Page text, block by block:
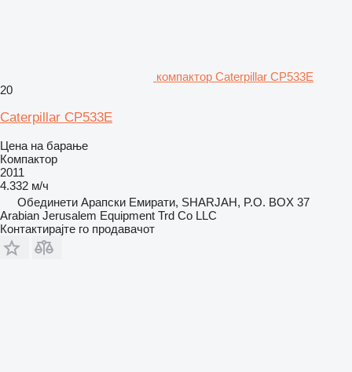
компактор Caterpillar CP533E
20
Caterpillar CP533E
Цена на барање
Компактор
2011
4.332 м/ч
Обединети Арапски Емирати, SHARJAH, P.O. BOX 37
Arabian Jerusalem Equipment Trd Co LLC
Контактирајте го продавачот